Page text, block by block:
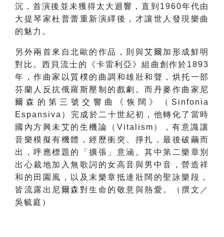
沉，首演後並未獲得太大迴響，直到1960年代由
大提琴家杜普蕾重新演繹後，才讓世人發現樂曲
的魅力。
另外兩首來自北歐的作品，則與艾爾加形成鮮明
對比。西貝流士的《卡雷利亞》組曲創作於1893
年，作曲家以質樸的曲調和雄壯和聲，烘托一部
芬蘭人反抗俄羅斯壓制的戲劇。而丹麥作曲家尼
爾森的第三號交響曲《恢闊》（Sinfonia
Espansiva）完成於二十世紀初，他轉化了當時
國內方興未艾的生機論（Vitalism），有意識讓
音樂模擬有機體，經歷衝突、掙扎，最後破繭而
出，呼應標題的「擴張」意涵。其中第二樂章別
出心裁地加入無歌詞的女高音與男中音，營造祥
和的田園風，以及末樂章抵達壯闊的聖詠樂段，
皆流露出尼爾森對生命的敬意與熱愛。（撰文／
吳毓庭）